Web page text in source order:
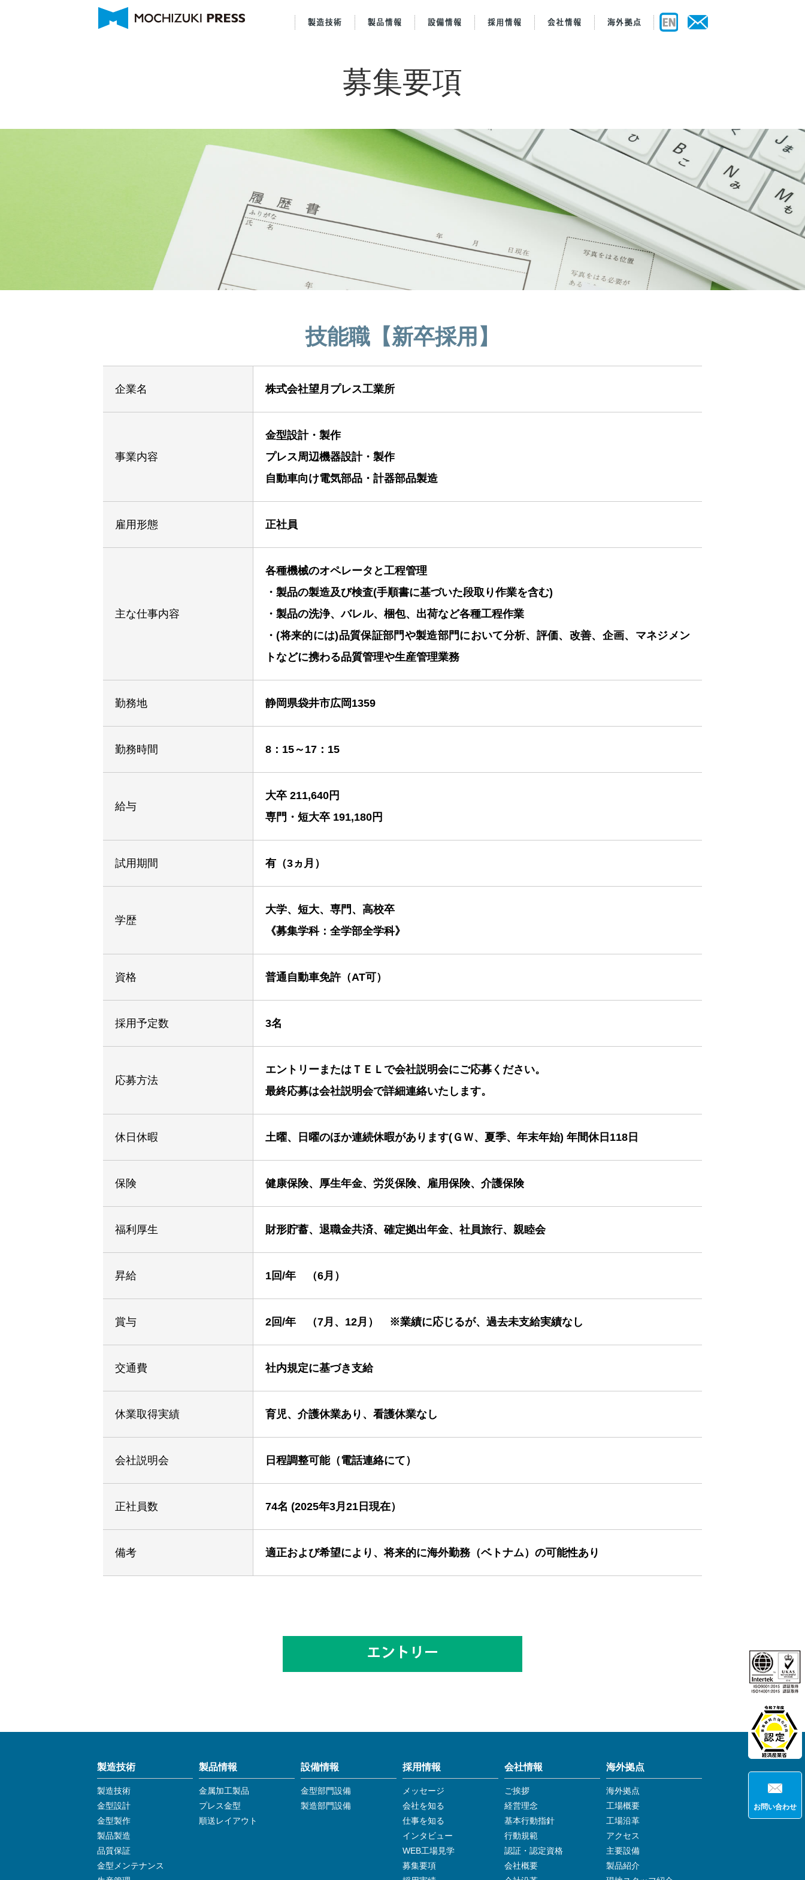
金型メンテナンス エントリー
アクセス よくあるご質問
募集要項
技能職【新卒採用】
企業名 株式会社望月プレス工業所
事業内容
金型設計・製作
プレス周辺機器設計・製作
自動車向け電気部品・計器部品製造
雇用形態 正社員
主な仕事内容
各種機械のオペレータと工程管理
・製品の製造及び検査(手順書に基づいた段取り作業を含む)
・製品の洗浄、バレル、梱包、出荷など各種工程作業
・(将来的には)品質保証部門や製造部門において分析、評価、改善、企画、マネジメン
トなどに携わる品質管理や生産管理業務
勤務地 静岡県袋井市広岡1359
勤務時間 8：15～17：15
給与
大卒 211,640円
専門・短大卒 191,180円
試用期間 有（3ヵ月）
学歴
大学、短大、専門、高校卒
《募集学科：全学部全学科》
資格 普通自動車免許（AT可）
採用予定数 3名
応募方法
エントリーまたはＴＥＬで会社説明会にご応募ください。
最終応募は会社説明会で詳細連絡いたします。
休日休暇 土曜、日曜のほか連続休暇があります(ＧＷ、夏季、年末年始) 年間休日118日
保険 健康保険、厚生年金、労災保険、雇用保険、介護保険
福利厚生 財形貯蓄、退職金共済、確定拠出年金、社員旅行、親睦会
昇給 1回/年 （6月）
賞与 2回/年 （7月、12月） ※業績に応じるが、過去未支給実績なし
交通費 社内規定に基づき支給
休業取得実績 育児、介護休業あり、看護休業なし
会社説明会 日程調整可能（電話連絡にて）
正社員数 74名 (2025年3月21日現在）
備考 適正および希望により、将来的に海外勤務（ベトナム）の可能性あり
お問い合わせ
製造技術
製造技術
金型設計
金型製作
製品製造
品質保証
金型メンテナンス
製品情報
金属加工製品
プレス金型
順送レイアウト
設備情報
金型部門設備
製造部門設備
採用情報
メッセージ
会社を知る
仕事を知る
インタビュー
WEB工場見学
募集要項
会社情報
ご挨拶
経営理念
基本行動指針
行動規範
認証・認定資格
会社概要
海外拠点
海外拠点
工場概要
工場沿革
アクセス
主要設備
製品紹介